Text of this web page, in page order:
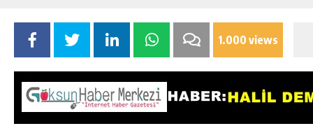
1.000 views